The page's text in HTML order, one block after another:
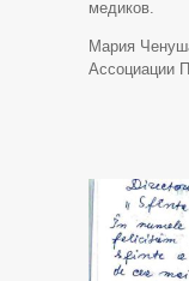
медиков.
Мария
Ассоциации